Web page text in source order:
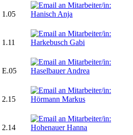
1.05
1.11
E.05
2.15
2.14